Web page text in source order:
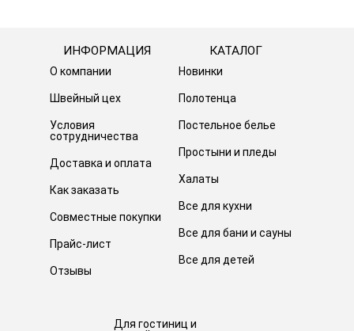
ИНФОРМАЦИЯ
О компании
Швейный цех
Условия
сотрудничества
Доставка и оплата
Как заказать
Совместные покупки
Прайс-лист
Отзывы
КАТАЛОГ
Новинки
Полотенца
Постельное белье
Простыни и пледы
Халаты
Все для кухни
Все для бани и сауны
Все для детей
Для гостиниц и